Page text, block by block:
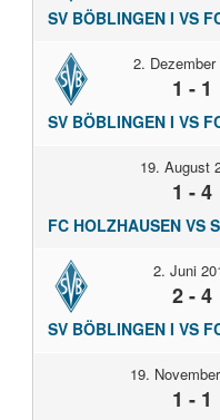
SV BÖBLINGEN I VS
2. Dezember
1 - 1
SV BÖBLINGEN I VS
19. August
1 - 4
FC HOLZHAUSEN VS
2. Juni
2 - 4
SV BÖBLINGEN I VS
19.
1 - 1